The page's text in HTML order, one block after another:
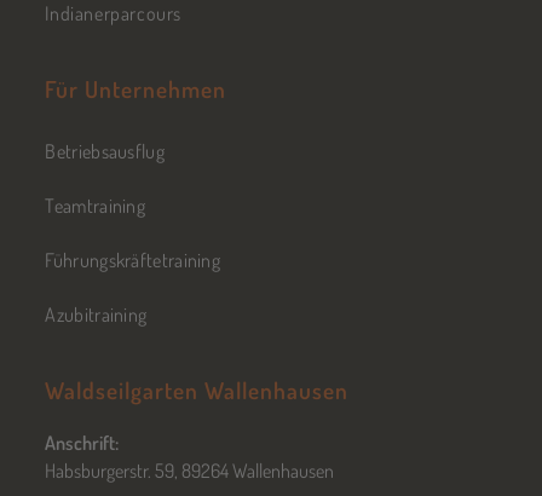
Indianerparcours
Für Unternehmen
Betriebsausflug
Teamtraining
Führungskräftetraining
Azubitraining
Waldseilgarten Wallenhausen
Anschrift:
Habsburgerstr. 59, 89264 Wallenhausen